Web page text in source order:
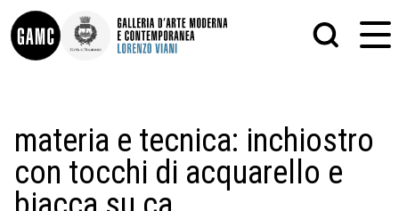
CONTATTI
DIDATTICA
SHOP
GRAFICA
PITTURA
SCULTURA
STAMPA
materia e tecnica: inchiostro
con tocchi di acquarello e